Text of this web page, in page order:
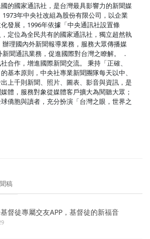
的國家通訊社，是台灣最具影響力的新聞媒
年中央社改組為股份有限公司，以企業
發展，1996年依據「中央通訊社設置條
定位為全民共有的國家通訊社，獨立超然執
理國內外新聞報導業務，服務大眾傳播媒
聞通訊業務，促進國際對台灣之瞭解。 ．
合作，增進國際新聞交流。 秉持「正確、
基本原則，中央社專業新聞團隊每天以中、
上千則新聞、照片、圖表、影音與資訊，是
體，服務對象從媒體客戶擴大為閱聽大眾；
僑胞與讀者，充分扮演「台灣之眼，世界之
稿
督徒專屬交友APP，基督徒的新福音